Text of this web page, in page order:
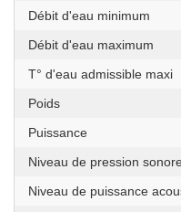
Débit d'eau minimum
Débit d'eau maximum
T° d'eau admissible maxi
Poids
Puissance
Niveau de pression
Niveau de puissance